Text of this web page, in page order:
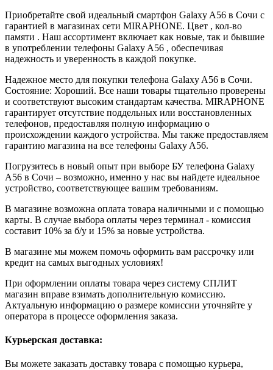
Приобретайте свой идеальный смартфон Galaxy A56 в Сочи с
гарантией в магазинах сети MIRAPHONE. Цвет , кол-во
памяти . Наш ассортимент включает как новые, так и бывшие
в употреблении телефоны Galaxy A56 , обеспечивая
надежность и уверенность в каждой покупке.
Надежное место для покупки телефона Galaxy A56 в Сочи.
Состояние: Хороший. Все наши товары тщательно проверены
и соответствуют высоким стандартам качества. MIRAPHONE
гарантирует отсутствие поддельных или восстановленных
телефонов, предоставляя полную информацию о
происхождении каждого устройства. Мы также предоставляем
гарантию магазина на все телефоны Galaxy A56.
Погрузитесь в новый опыт при выборе БУ телефона Galaxy
A56 в Сочи – возможно, именно у нас вы найдете идеальное
устройство, соответствующее вашим требованиям.
В магазине возможна оплата товара наличными и с помощью
карты. В случае выбора оплаты через терминал - комиссия
составит 10% за б/у и 15% за новые устройства.
В магазине мы можем помочь оформить вам рассрочку или
кредит на самых выгодных условиях!
При оформлении оплаты товара через систему СПЛИТ
магазин вправе взимать дополнительную комиссию.
Актуальную информацию о размере комиссии уточняйте у
оператора в процессе оформления заказа.
Курьерская доставка:
Вы можете заказать доставку товара с помощью курьера,